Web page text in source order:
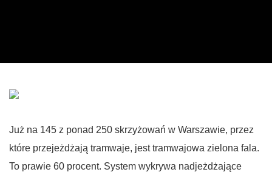
Już na 145 z ponad 250 skrzyżowań w Warszawie, przez
które przejeżdżają tramwaje, jest tramwajowa zielona fala.
To prawie 60 procent. System wykrywa nadjeżdżające